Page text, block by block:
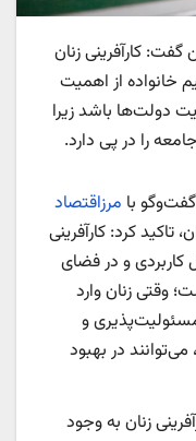
کارآفرینی زنان
خانواده از اهمیت
دولت‌ها باشد زیرا
را در پی دارد.
با مرزاقتصاد
تاکید کرد: کارآفرینی
و در فضای
وقتی زنان وارد
و
در بهبود
زنان به وجود